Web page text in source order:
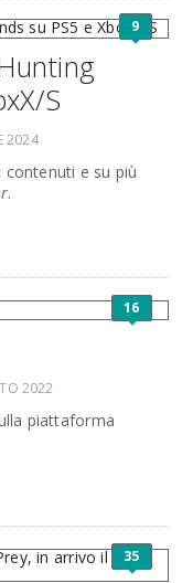
9
S
2024
e su più
.
16
2022
piattaforma
35